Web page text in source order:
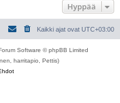
Hyppää
Kaikki ajat ovat UTC+03:00
Software © phpBB Limited
harritapio, Pettis)